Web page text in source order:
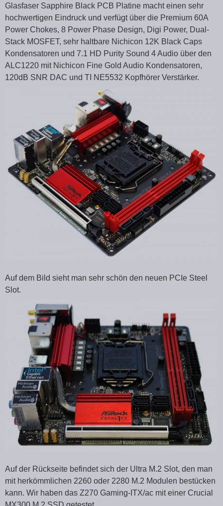
Glasfaser Sapphire Black PCB Platine macht einen sehr
hochwertigen Eindruck und verfügt über die Premium 60A
Power Chokes, 8 Power Phase Design, Digi Power, Dual-
Stack MOSFET, sehr haltbare Nichicon 12K Black Caps
Kondensatoren und 7.1 HD Purity Sound 4 Audio über den
ALC1220 mit Nichicon Fine Gold Audio Kondensatoren,
120dB SNR DAC und TI NE5532 Kopfhörer Verstärker.
Auf dem Bild sieht man sehr schön den neuen PCIe Steel
Slot.
Auf der Rückseite befindet sich der Ultra M.2 Slot, den man
mit herkömmlichen 2260 oder 2280 M.2 Modulen bestücken
kann. Wir haben das Z270 Gaming-ITX/ac mit einer Crucial